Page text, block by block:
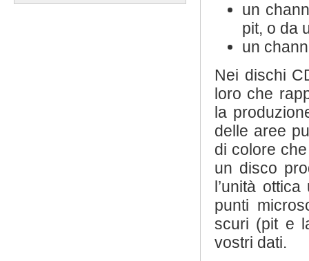
un
pit, o da
un
Nei dischi
loro che
la
delle aree
di colore
un disco
l’unità
punti
scuri (pit e
vostri dati.